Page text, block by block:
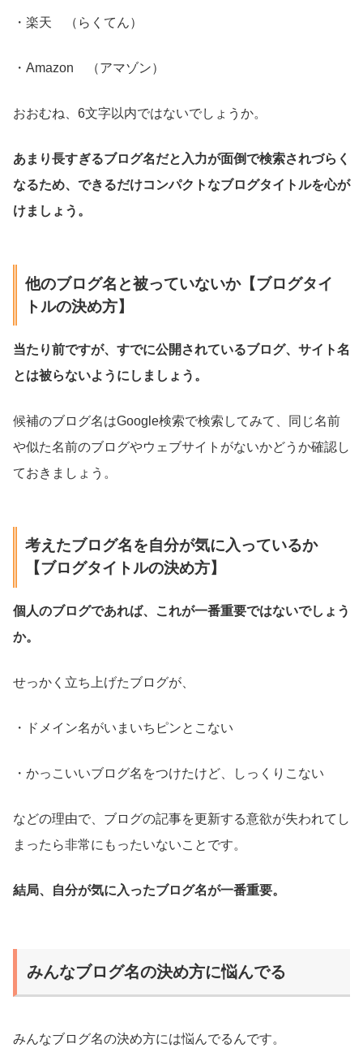
・楽天 （らくてん）
・Amazon （アマゾン）
おおむね、6文字以内ではないでしょうか。
あまり長すぎるブログ名だと入力が面倒で検索されづらく
なるため、できるだけコンパクトなブログタイトルを心が
けましょう。
他のブログ名と被っていないか【ブログタイ
トルの決め方】
当たり前ですが、すでに公開されているブログ、サイト名
とは被らないようにしましょう。
候補のブログ名はGoogle検索で検索してみて、同じ名前
や似た名前のブログやウェブサイトがないかどうか確認し
ておきましょう。
考えたブログ名を自分が気に入っているか
【ブログタイトルの決め方】
個人のブログであれば、これが一番重要ではないでしょう
か。
せっかく立ち上げたブログが、
・ドメイン名がいまいちピンとこない
・かっこいいブログ名をつけたけど、しっくりこない
などの理由で、ブログの記事を更新する意欲が失われてし
まったら非常にもったいないことです。
結局、自分が気に入ったブログ名が一番重要。
みんなブログ名の決め方に悩んでる
みんなブログ名の決め方には悩んでるんです。